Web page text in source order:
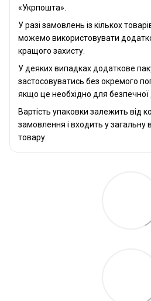
«Укрпошта».
У разі замовлень із кількох
можемо використовувати
кращого захисту.
У деяких випадках додаткове
застосовуватись без окремого
якщо це необхідно для безпечної
Вартість упаковки залежить від
замовлення і входить у загальну
товару.